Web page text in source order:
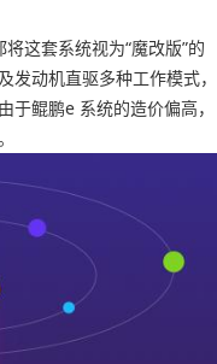
这套系统视为“魔改版”的
动机直驱多种工作模式，
于鲲鹏e 系统的造价偏高，